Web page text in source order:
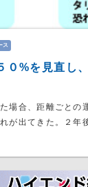
ス
%を見直し
場合、距離ごとの
が出てきた。２年